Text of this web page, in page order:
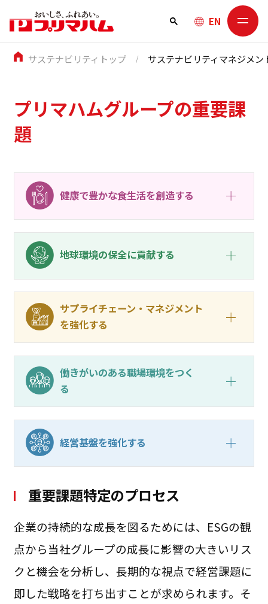
EN
サステナビリティトップ サステナビリティマネジメン
プリマハムグループの重要課
題
健康で豊かな食生活を創造する
地球環境の保全に貢献する
サプライチェーン・マネジメント
を強化する
働きがいのある職場環境をつく
る
経営基盤を強化する
重要課題特定のプロセス
企業の持続的な成長を図るためには、ESGの観
点から当社グループの成長に影響の大きいリス
クと機会を分析し、長期的な視点で経営課題に
即した戦略を打ち出すことが求められます。そ